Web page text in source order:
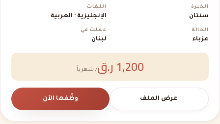
الخبرة
سنتان
اللغات
الإنجليزية · العربية
الحالة
عزباء
عملت في
لبنان
1,200 ر.ق / شهرياً
عرض الملف وظّفها الآن